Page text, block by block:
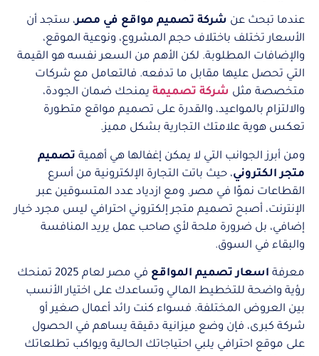
عندما تبحث عن شركة تصميم مواقع في مصر، ستجد أن
الأسعار تختلف باختلاف حجم المشروع، ونوعية الموقع،
والإضافات المطلوبة. لكن الأهم من السعر نفسه هو القيمة
التي تحصل عليها مقابل ما تدفعه. فالتعامل مع شركات
متخصصة مثل شركة تصميمة يمنحك ضمان الجودة،
والالتزام بالمواعيد، والقدرة على تصميم مواقع متطورة
تعكس هوية علامتك التجارية بشكل مميز.
ومن أبرز الجوانب التي لا يمكن إغفالها هي أهمية تصميم
متجر الكتروني، حيث باتت التجارة الإلكترونية من أسرع
القطاعات نموًا في مصر. ومع ازدياد عدد المتسوقين عبر
الإنترنت، أصبح تصميم متجر إلكتروني احترافي ليس مجرد خيار
إضافي، بل ضرورة ملحة لأي صاحب عمل يريد المنافسة
والبقاء في السوق.
معرفة اسعار تصميم المواقع
في مصر لعام 2025 تمنحك
رؤية واضحة للتخطيط المالي وتساعدك على اختيار الأنسب
بين العروض المختلفة. فسواء كنت رائد أعمال صغير أو
شركة كبرى، فإن وضع ميزانية دقيقة يساهم في الحصول
على موقع احترافي يلبي احتياجاتك الحالية ويواكب تطلعاتك